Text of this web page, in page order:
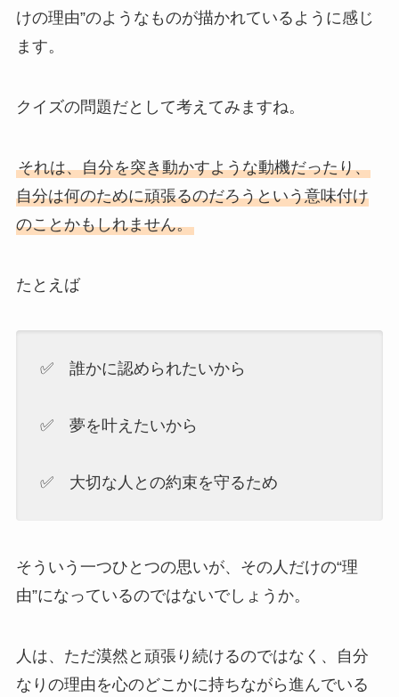
けの理由”のようなものが描かれているように感じ
ます。
クイズの問題だとして考えてみますね。
それは、自分を突き動かすような動機だったり、
自分は何のために頑張るのだろうという意味付け
のことかもしれません。
たとえば
✅ 誰かに認められたいから
✅ 夢を叶えたいから
✅ 大切な人との約束を守るため
そういう一つひとつの思いが、その人だけの“理
由”になっているのではないでしょうか。
人は、ただ漠然と頑張り続けるのではなく、自分
なりの理由を心のどこかに持ちながら進んでいる